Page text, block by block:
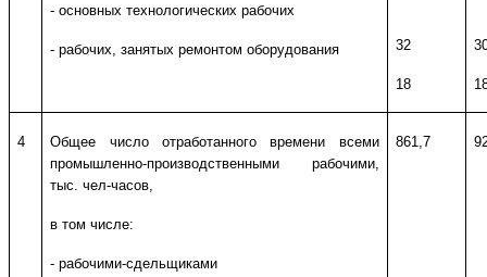
- основных технологических рабочих
- рабочих, занятых ремонтом оборудования 32
18
4
Общее число отработанного времени всеми
промышленно-производственными рабочими,
тыс. чел-часов,
в том числе:
- рабочими-сдельщиками
861,7